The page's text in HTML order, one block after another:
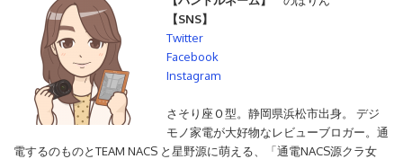
【SNS】
Twitter
Facebook
Instagram
さそり座Ｏ型。静岡県浜松市出身。 デジ
モノ家電が大好物なレビューブロガー。通
電するのものとTEAM NACS と星野源に萌える、「通電NACS源クラ女